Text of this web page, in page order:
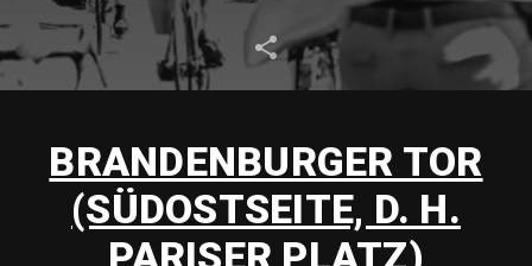
BRANDENBURGER TOR
(SÜDOSTSEITE, D. H.
PARISER PLATZ)